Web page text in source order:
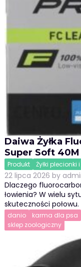
Daiwa Żyłka
Super Soft
Produkt Żyłki plecionki
22 lipca 2026 by
Dlaczego
łowienia? W wielu
skuteczności
danio karma dla psa
sklep zoologiczny